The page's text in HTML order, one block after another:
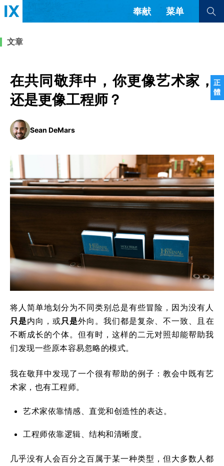
正
體
奉献 菜单
来信
教会带领
福音传讲与宣教 成员制与教会纪律
团契生活与祷告
查看全部
查看全部
西班牙语
葡萄牙语
俄语
乌兹别克语
达里语
波斯语
法语
罗马尼亚语
波兰语
越南语
意大利语
德语
土耳其语
阿拉伯语
塞尔维亚语
文章
在共同敬拜中，你更像艺术家，
还是更像工程师？
Sean DeMars
将人简单地划分为不同类别总是有些冒险，因为没有人
只是内向，或只是外向。我们都是复杂、不一致、且在
不断成长的个体。但有时，这样的二元对照却能帮助我
们发现一些原本容易忽略的模式。
我在敬拜中发现了一个很有帮助的例子：教会中既有艺
术家，也有工程师。
艺术家依靠情感、直觉和创造性的表达。
工程师依靠逻辑、结构和清晰度。
几乎没有人会百分之百属于某一种类型，但大多数人都